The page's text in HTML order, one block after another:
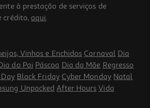
à prestação de serviços de
crédito, aqui.
Vinhos e Enchidos Carnaval Dia
do Pai Páscoa Dia da Mãe Regresso
Black Friday Cyber Monday Natal
Unpacked After Hours Vida